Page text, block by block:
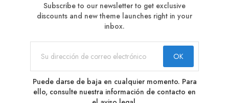
Subscribe to our newsletter to get exclusive
discounts and new theme launches right in your
inbox.
Puede darse de baja en cualquier momento. Para
ello, consulte nuestra información de contacto en